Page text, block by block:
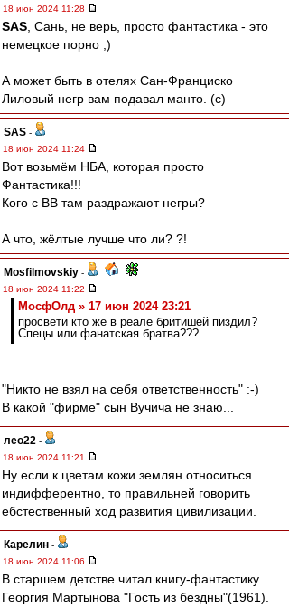
18 июн 2024 11:28
SAS , Сань, не верь, просто фантастика - это
немецкое порно ;)
А может быть в отелях Сан-Франциско
Лиловый негр вам подавал манто. (с)
SAS -
18 июн 2024 11:24
Вот возьмём НБА, которая просто
Фантастика!!!
Кого с ВВ там раздражают негры?
А что, жёлтые лучше что ли? ?!
Mosfilmovskiy -
18 июн 2024 11:22
МосфОлд » 17 июн 2024 23:21
просвети кто же в реале бритишей пиздил?
Спецы или фанатская братва???
"Никто не взял на себя ответственность" :-)
В какой "фирме" сын Вучича не знаю...
лео22 -
18 июн 2024 11:21
Ну если к цветам кожи землян относиться
индифферентно, то правильней говорить
ебстественный ход развития цивилизации.
Карелин -
18 июн 2024 11:06
В старшем детстве читал книгу-фантастику
Георгия Мартынова "Гость из бездны"(1961).